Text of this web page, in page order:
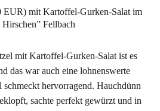
EUR) mit Kartoffel-Gurken-Salat im
Fellbach
mit Kartoffel-Gurken-Salat ist es
das war auch eine lohnenswerte
schmeckt hervorragend. Hauchdünn
sachte perfekt gewürzt und in